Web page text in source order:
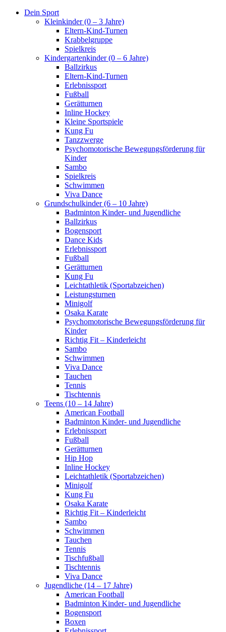
Dein Sport
Kleinkinder (0 – 3 Jahre)
Eltern-Kind-Turnen
Krabbelgruppe
Spielkreis
Kindergartenkinder (0 – 6 Jahre)
Ballzirkus
Eltern-Kind-Turnen
Erlebnissport
Fußball
Gerätturnen
Inline Hockey
Kleine Sportspiele
Kung Fu
Tanzzwerge
Psychomotorische Bewegungsförderung für
Kinder
Sambo
Spielkreis
Schwimmen
Viva Dance
Grundschulkinder (6 – 10 Jahre)
Badminton Kinder- und Jugendliche
Ballzirkus
Bogensport
Dance Kids
Erlebnissport
Fußball
Gerätturnen
Kung Fu
Leichtathletik (Sportabzeichen)
Leistungsturnen
Minigolf
Osaka Karate
Psychomotorische Bewegungsförderung für
Kinder
Richtig Fit – Kinderleicht
Sambo
Schwimmen
Viva Dance
Tauchen
Tennis
Tischtennis
Teens (10 – 14 Jahre)
American Football
Badminton Kinder- und Jugendliche
Erlebnissport
Fußball
Gerätturnen
Hip Hop
Inline Hockey
Leichtathletik (Sportabzeichen)
Minigolf
Kung Fu
Osaka Karate
Richtig Fit – Kinderleicht
Sambo
Schwimmen
Tauchen
Tennis
Tischfußball
Tischtennis
Viva Dance
Jugendliche (14 – 17 Jahre)
American Football
Badminton Kinder- und Jugendliche
Bogensport
Boxen